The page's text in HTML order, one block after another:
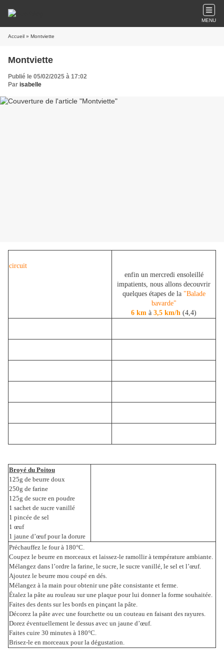
MENU
Accueil » Montviette
Montviette
Publié le 05/02/2025 à 17:02
Par isabelle
circuit
enfin un mercredi ensoleillé
impatients, nous allons decouvrir
quelques étapes de la "Balade
bavarde"
6 km à 3,5 km/h (4,4)
Broyé du Poitou
125g de beurre doux
250g de farine
125g de sucre en poudre
1 sachet de sucre vanillé
1 pincée de sel
1 œuf
1 jaune d’œuf pour la dorure
Préchauffez le four à 180°C.
Coupez le beurre en morceaux et laissez-le ramollir à température ambiante.
Mélangez dans l’ordre la farine, le sucre, le sucre vanillé, le sel et l’œuf.
Ajoutez le beurre mou coupé en dés.
Mélangez à la main pour obtenir une pâte consistante et ferme.
Étalez la pâte au rouleau sur une plaque pour lui donner la forme souhaitée.
Faites des dents sur les bords en pinçant la pâte.
Décorez la pâte avec une fourchette ou un couteau en faisant des rayures.
Dorez éventuellement le dessus avec un jaune d’œuf.
Faites cuire 30 minutes à 180°C.
Brisez-le en morceaux pour la dégustation.